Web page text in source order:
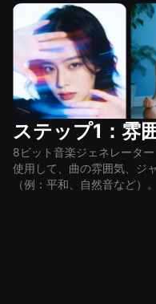
ステップ1：雰
8ビット音楽ジェネレータ
使用して、曲の雰囲気、ジ
（例：平和、自然音など）。